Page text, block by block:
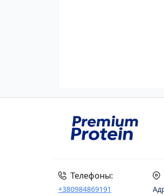
Телефоны:
+380984869191